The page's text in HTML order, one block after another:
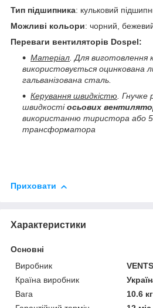
Тип підшипника: кульковий
Можливі кольори: чорний,
Переваги вентиляторів Dospel:
Матеріал. Для виготовлення
використовується оцинкована
гальванізована сталь.
Керування швидкістю. Гнучке
швидкостіосьових
використанню тиристора або
трансформатора
Приховати
Характеристики
Основні
Виробник
VENTS
Країна виробник
Вага
10.6 кг